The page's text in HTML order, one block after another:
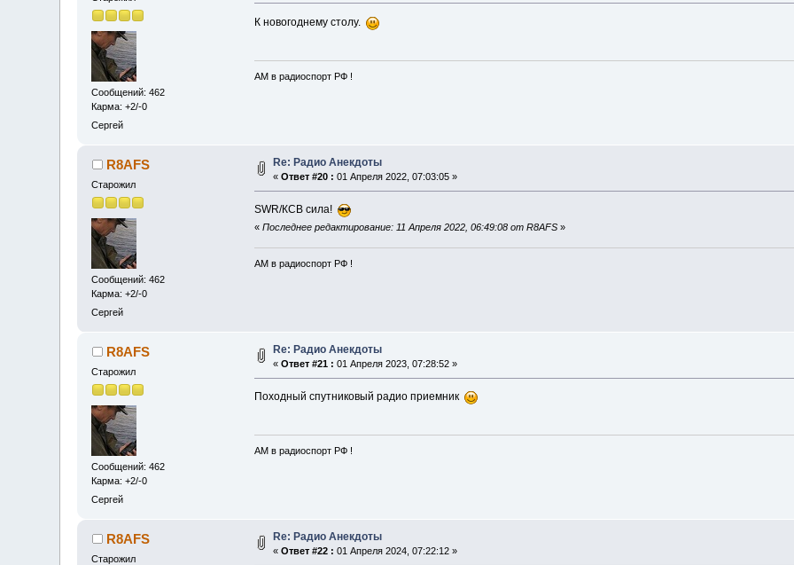
Сообщений: 462
Карма: +2/-0
Сергей
К новогоднему столу.
АМ в радиоспорт РФ !
R8AFS
Старожил
Сообщений: 462
Карма: +2/-0
Сергей
Re: Радио Анекдоты
«Ответ #20 : 01 Апреля 2022, 07:03:05 »
SWR/КСВ сила!
« Последнее редактирование: 11 Апреля 2022, 06:49:08 от R8AFS»
АМ в радиоспорт РФ !
R8AFS
Старожил
Сообщений: 462
Карма: +2/-0
Сергей
Re: Радио Анекдоты
«Ответ #21 : 01 Апреля 2023, 07:28:52 »
Походный спутниковый радио приемник
АМ в радиоспорт РФ !
R8AFS
Старожил
Re: Радио Анекдоты
«Ответ #22 : 01 Апреля 2024, 07:22:12 »